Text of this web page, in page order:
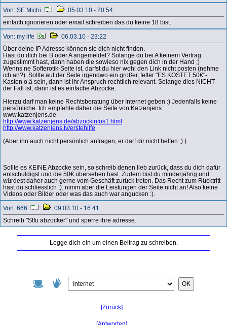
OK
[Zurück]
Von: SE Michi
05.03.10 - 20:54
einfach ignorieren oder email schreiben das du keine 18 bist.
Von: my life
06.03.10 - 23:22
Über deine IP Adresse können sie dich nicht finden.
Hast du dich bei B oder A angemeldet? Solange du bei A keinem Vertrag
zugestimmt hast, dann haben die sowieso nix gegen dich in der Hand ;)
Wenns ne Softerotik-Seite ist, darfst du hier wohl den Link nicht posten (nehme
ich an?). Sollte auf der Seite irgendwo ein großer, fetter "ES KOSTET 50€"-
Kasten o.ä sein, dann ist ihr Anspruch rechtlich relevant. Solange dies NICHT
der Fall ist, dann ist es einfache Abzocke.
Hierzu darf man keine Rechtsberatung über Internet geben :) Jedenfalls keine
persönliche. Ich empfehle daher die Seite von Katzenjens:
www.katzenjens.de
http://www.katzenjens.de/abzockinfos1.html
http://www.katzenjens.tv/erstehilfe
(Aber ihn auch nicht persönlich anfragen, er darf dir nicht helfen ;) ).
Sollte es KEINE Abzocke sein, so schreib denen lieb zurück, dass du dich dafür
entschuldigst und die 50€ übersehen hast. Zudem bist du minderjährig und
würdest daher auch gerne vom Geschäft zurück treten. Das Recht zum Rücktritt
hast du schliesslich ;). nimm aber die Leistungen der Seite nicht an! Also keine
Videos oder Bilder oder was das auch war angucken :).
Von: 666
09.03.10 - 16:41
Schreib "Stfu abzocker" und sperre ihre adresse.
Logge dich ein um einen Beitrag zu schreiben.